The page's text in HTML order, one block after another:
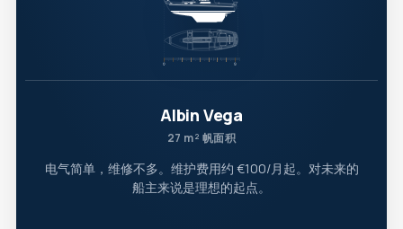
Albin Vega
27 m² 帆面积
电气简单，维修不多。维护费用约 €100/月起。对未来的
船主来说是理想的起点。